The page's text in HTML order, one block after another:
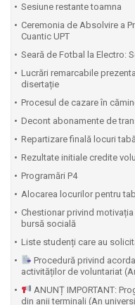
Sesiune restante toamna
Ceremonia de Absolvire a
Cuantic UPT
⁠Seară de Fotbal la Electro:
Lucrări remarcabile
disertație
Procesul de cazare în
Decont abonamente de
Repartizare finală locuri
Rezultate initiale credite
Programări P4
Alocarea locurilor pentru
Chestionar privind
bursă socială
Liste studenți care au
Procedură privind
activităților de voluntariat
ANUNȚ IMPORTANT:
din anii terminali (An